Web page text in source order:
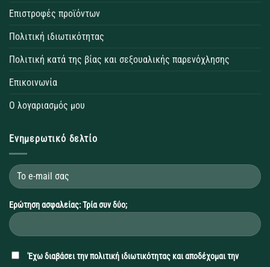
Επιστροφές προϊόντων
Πολιτική ιδιωτικότητας
Πολιτική κατά της βίας και σεξουαλικής παρενόχλησης
Επικοινωνία
Ο λογαριασμός μου
Ενημερωτικό δελτίο
Ερώτηση ασφαλείας: Τρία συν δύο;
'Εχω διαβάσει τηνπολιτική ιδιωτικότητας και αποδέχομαι την